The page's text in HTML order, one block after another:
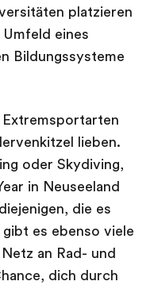
platzieren
eines
Bildungssysteme
Extremsportarten
lieben.
oder Skydiving,
in Neuseeland
die es
es ebenso viele
an Rad- und
dich durch